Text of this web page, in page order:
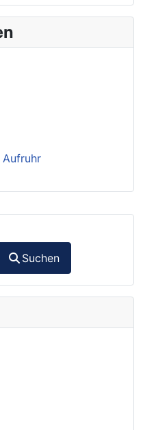
Suchen
Aufruhr